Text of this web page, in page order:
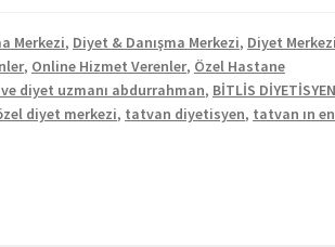
Merkezi, Diyet & Danışma Merkezi, Diyet Merkezi
, Online Hizmet Verenler, Özel Hastane
diyet uzmanı abdurrahman, BİTLİS DİYETİSYEN
diyet merkezi, tatvan diyetisyen, tatvan ın